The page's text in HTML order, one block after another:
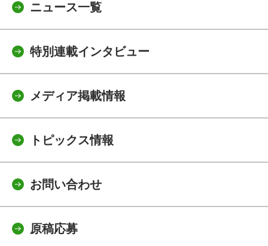
ニュース一覧
特別連載インタビュー
メディア掲載情報
トピックス情報
お問い合わせ
原稿応募